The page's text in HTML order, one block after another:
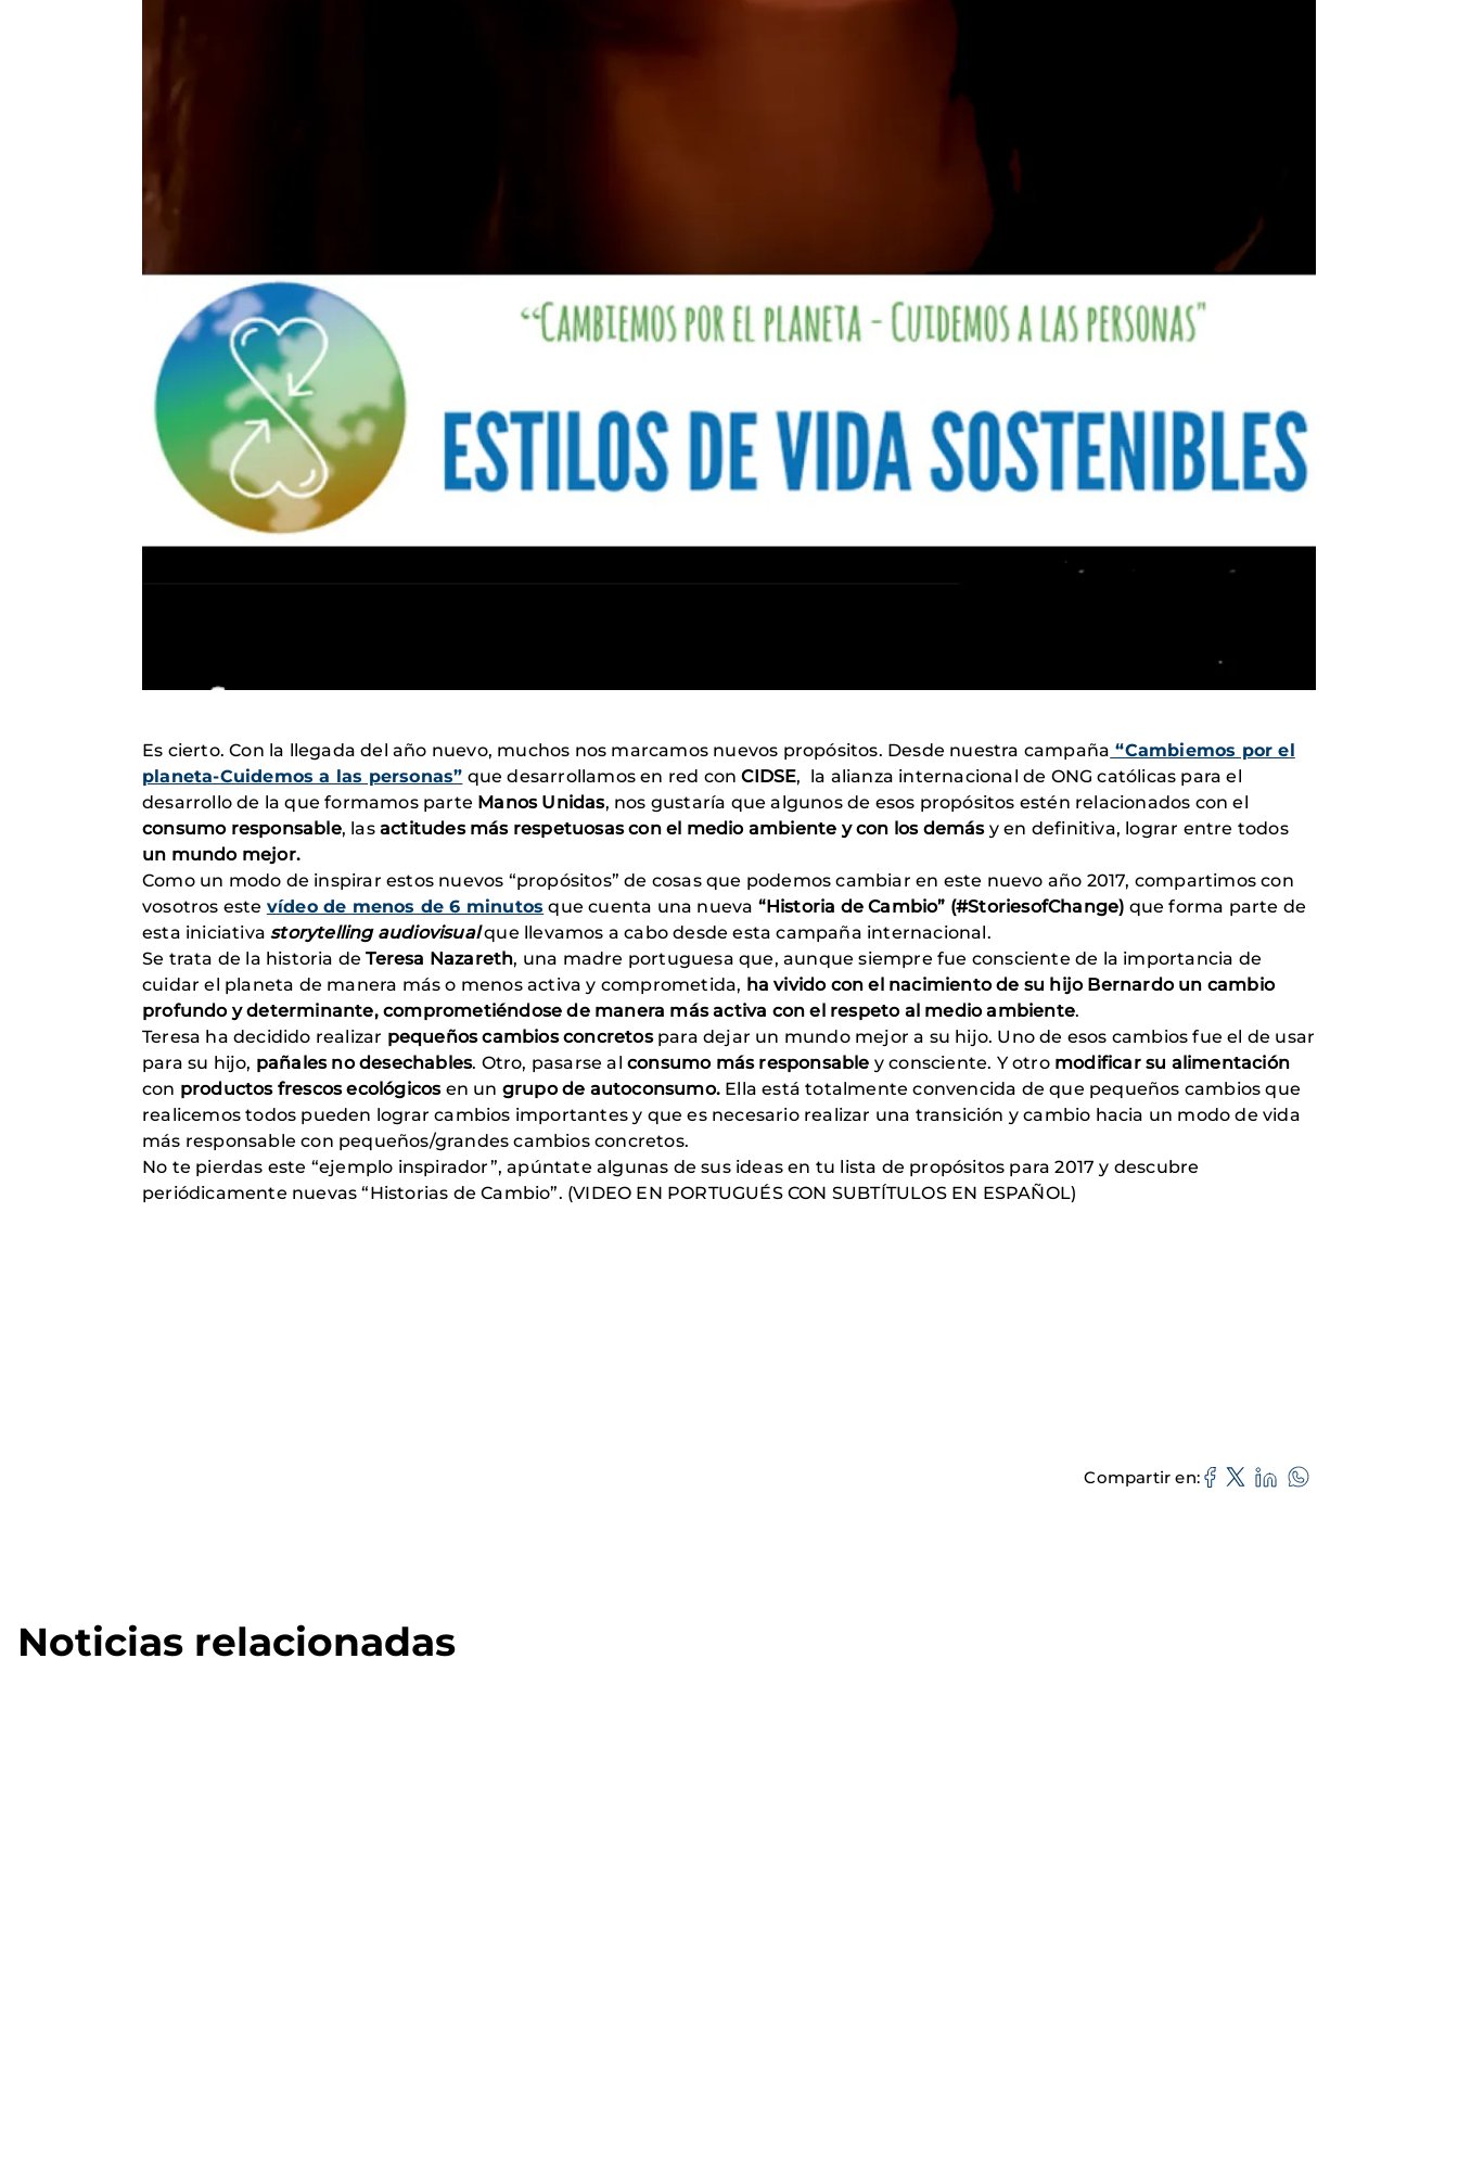
Es cierto. Con la llegada del año nuevo, muchos nos marcamos nuevos propósitos. Desde nuestra campaña “Cambiemos por el
planeta-Cuidemos a las personas” que desarrollamos en red conCIDSE,
la alianza internacional de ONG católicas para el
desarrollo de la que formamos parte Manos Unidas, nos gustaría que algunos de esos propósitos estén relacionados con el
consumo responsable, lasactitudes más respetuosas con el medio ambiente y con los demásy en definitiva, lograr entre todos
un mundo mejor.
Como un modo de inspirar estos nuevos “propósitos” de cosas que podemos cambiar en este nuevo año 2017, compartimos con
vosotros este vídeo de menos de 6 minutos que cuenta una nueva “Historia de Cambio” (#StoriesofChange) que forma parte de
esta iniciativa storytelling audiovisualque llevamos a cabo desde esta campaña internacional.
Se trata de la historia deTeresa Nazareth, una madre portuguesa que, aunque siempre fue consciente de la importancia de
cuidar el planeta de manera más o menos activa y comprometida, ha vivido con el nacimiento de su hijo Bernardo un cambio
profundo y determinante, comprometiéndose de manera más activa con el respeto al medio ambiente.
Teresa ha decidido realizar pequeños cambios concretospara dejar un mundo mejor a su hijo. Uno de esos cambios fue el de usar
para su hijo, pañales no desechables. Otro, pasarse alconsumo más responsable y consciente. Y otromodificar su alimentación
con productos frescos ecológicosen un grupo de autoconsumo. Ella está totalmente convencida de que pequeños cambios que
realicemos todos pueden lograr cambios importantes y que es necesario realizar una transición y cambio hacia un modo de vida
más responsable con pequeños/grandes cambios concretos.
No te pierdas este “ejemplo inspirador”, apúntate algunas de sus ideas en tu lista de propósitos para 2017 y descubre
periódicamente nuevas “Historias de Cambio”. (VIDEO EN PORTUGUÉS CON SUBTÍTULOS EN ESPAÑOL)
Compartir en
Noticias relacionadas